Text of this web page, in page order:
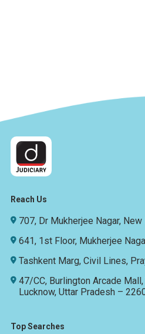
Reach Us
707, Dr Mukherjee Nagar,
641, 1st Floor, Mukherjee
Tashkent Marg, Civil Lines,
47/CC, Burlington Arcade
Lucknow, Uttar Pradesh –
Top Searches